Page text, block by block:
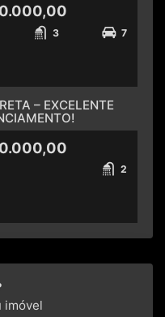
3 7
– EXCELENTE
2
imóvel